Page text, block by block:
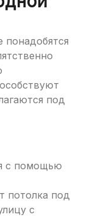
понадобятся
под
с помощью
потолка под
с